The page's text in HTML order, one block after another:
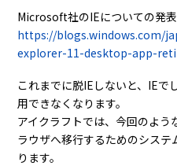
Microsoft社のIEについての発
https://blogs.windows.com/
explorer-11-desktop-app-
これまでに脱IEしないと、IEで
用できなくなります。
アイクラフトでは、今回のよ
ラウザへ移行するためのシス
ります。